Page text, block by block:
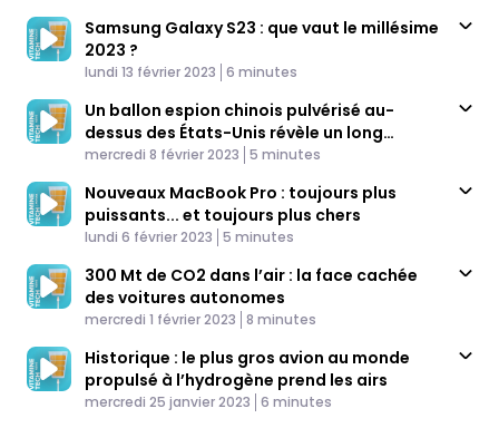
Samsung Galaxy S23 : que vaut le millésime
2023 ?
Published At
lundi 13 février 2023 Time
6 minutes
Un ballon espion chinois pulvérisé au-
dessus des États-Unis révèle un long
historique d'espionnage
Published At
mercredi 8 février 2023 Time
5 minutes
Nouveaux MacBook Pro : toujours plus
puissants... et toujours plus chers
Published At
lundi 6 février 2023 Time
5 minutes
300 Mt de CO2 dans l’air : la face cachée
des voitures autonomes
Published At
mercredi 1 février 2023 Time
8 minutes
Historique : le plus gros avion au monde
propulsé à l’hydrogène prend les airs
Published At
mercredi 25 janvier 2023 Time
6 minutes